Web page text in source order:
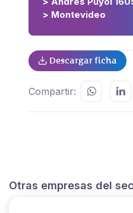
Otras empresas del
> Montevideo
Descargar ficha
Compartir: